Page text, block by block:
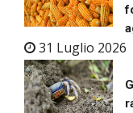
31 Luglio 2026